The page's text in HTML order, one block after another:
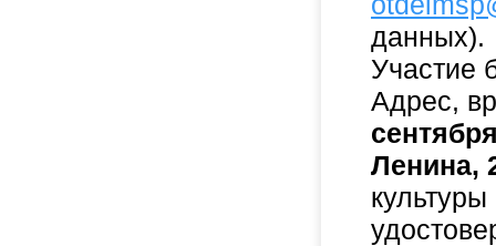
данных).
Участие
Адрес,
Ленина,